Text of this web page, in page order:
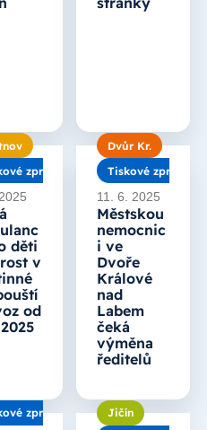
zprávy
děti
v
od
Dvůr Kr.
Tiskové zprávy
11. 6. 2025
Městskou
nemocnic
i ve
Dvoře
Králové
nad
Labem
čeká
výměna
ředitelů
zprávy
Jičín